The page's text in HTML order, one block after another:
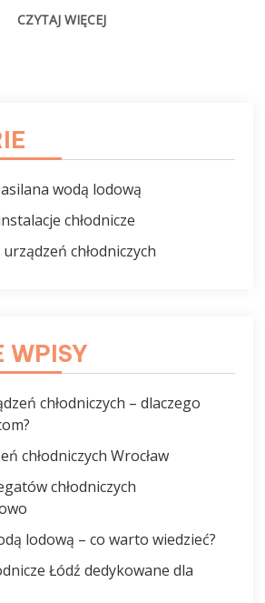
CZYTAJ WIĘCEJ
wodą lodową
chłodnicze
chłodniczych
WPISY
chłodniczych – dlaczego
chłodniczych Wrocław
chłodniczych
lodową – co warto wiedzieć?
Łódź dedykowane dla